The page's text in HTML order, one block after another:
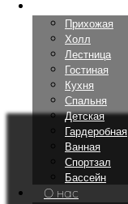
Прихожая
Холл
Лестница
Гостиная
Кухня
Спальня
Детская
Гардеробная
Ванная
Спортзал
Бассейн
О нас